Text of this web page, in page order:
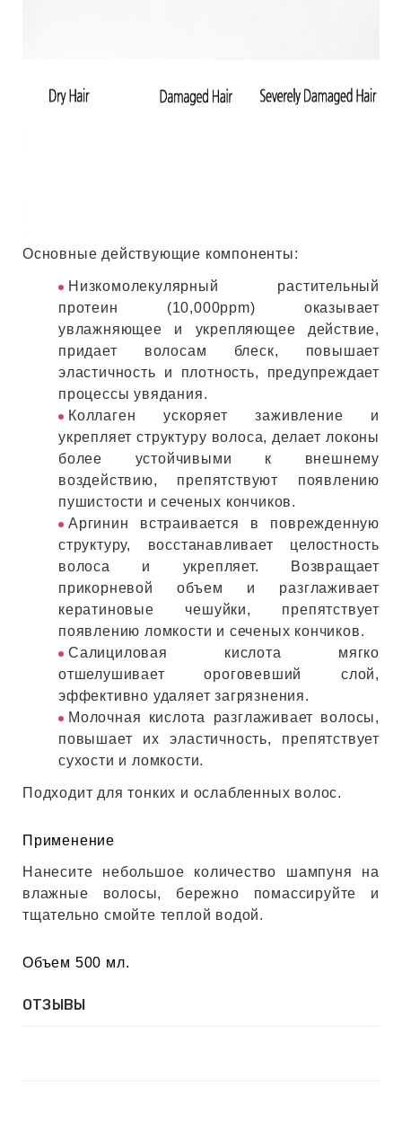
Основные действующие компоненты:
Низкомолекулярный растительный
протеин (10,000ppm) оказывает
увлажняющее и укрепляющее действие,
придает волосам блеск, повышает
эластичность и плотность, предупреждает
процессы увядания.
Коллаген ускоряет заживление и
укрепляет структуру волоса, делает локоны
более устойчивыми к внешнему
воздействию, препятствуют появлению
пушистости и сеченых кончиков.
Аргинин встраивается в поврежденную
структуру, восстанавливает целостность
волоса и укрепляет. Возвращает
прикорневой объем и разглаживает
кератиновые чешуйки, препятствует
появлению ломкости и сеченых кончиков.
Салициловая кислота мягко
отшелушивает ороговевший слой,
эффективно удаляет загрязнения.
Молочная кислота разглаживает волосы,
повышает их эластичность, препятствует
сухости и ломкости.
Подходит для тонких и ослабленных волос.
Применение
Нанесите небольшое количество шампуня на
влажные волосы, бережно помассируйте и
тщательно смойте теплой водой.
Объем 500 мл.
ОТЗЫВЫ